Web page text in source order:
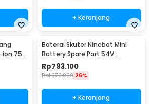
+ Keranjang
ion 750
Baterai Skuter Ninebot Mini
Battery Spare Part 54V
4900mAh
Rp793.100
Rp1.070.900 26%
+ Keranjang